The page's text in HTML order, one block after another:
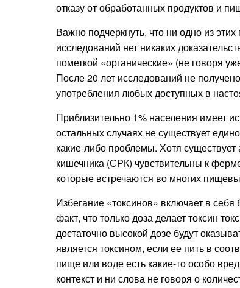
отказу от обработанных продуктов и
Важно подчеркнуть, что ни одно из
исследований нет никаких
пометкой «органические» (не говоря
После 20 лет исследований не
употребления любых доступных в
Приблизительно 1% населения имеет
остальных случаях не существует
какие-либо проблемы. Хотя
кишечника (СРК) чувствительны к
которые встречаются во многих
Избегание «токсинов» включает в
факт, что только доза делает токсин
достаточно высокой дозе будут
является токсином, если ее пить в
пище или воде есть какие-то особо
контекст и ни слова не говоря о